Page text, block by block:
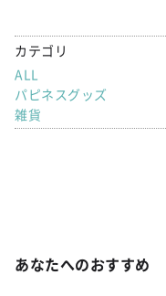
カテゴリ
ALL
パピネスグッズ
雑貨
あなたへのおすすめ